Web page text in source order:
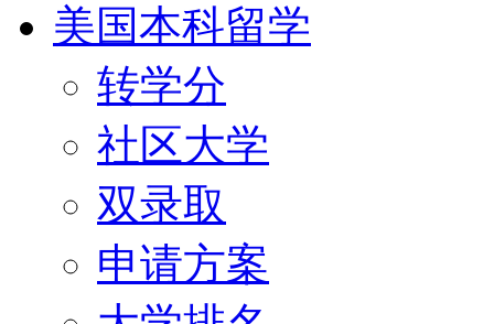
美国本科留学
转学分
社区大学
双录取
申请方案